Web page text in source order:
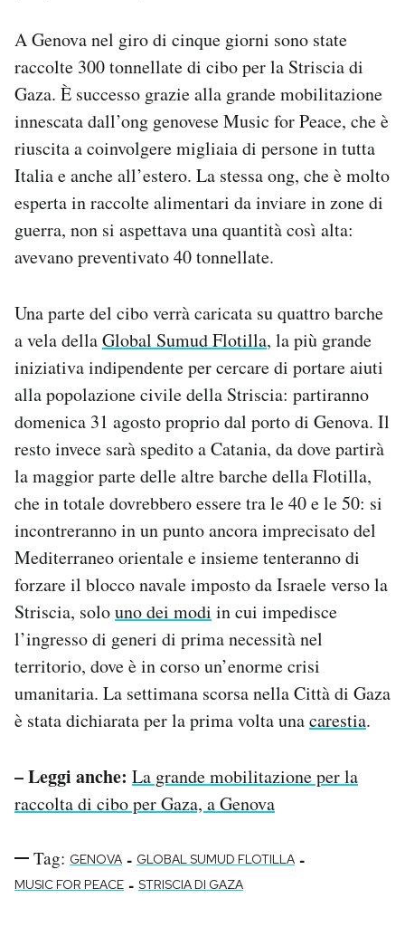
SHOP
CALENDARIO
AREA PERSONALE
Area Personale
Newsletter
Regala il Post
Hai bisogno di aiuto?
A Genova nel giro di cinque giorni sono state
raccolte 300 tonnellate di cibo per la Striscia di
Gaza. È successo grazie alla grande mobilitazione
innescata dall’ong genovese Music for Peace, che è
riuscita a coinvolgere migliaia di persone in tutta
Italia e anche all’estero. La stessa ong, che è molto
esperta in raccolte alimentari da inviare in zone di
guerra, non si aspettava una quantità così alta:
avevano preventivato 40 tonnellate.
Una parte del cibo verrà caricata su quattro barche
a vela dellaGlobal Sumud Flotilla, la più grande
iniziativa indipendente per cercare di portare aiuti
alla popolazione civile della Striscia: partiranno
domenica 31 agosto proprio dal porto di Genova. Il
resto invece sarà spedito a Catania, da dove partirà
la maggior parte delle altre barche della Flotilla,
che in totale dovrebbero essere tra le 40 e le 50: si
incontreranno in un punto ancora imprecisato del
Mediterraneo orientale e insieme tenteranno di
forzare il blocco navale imposto da Israele verso la
Striscia, solouno dei modi in cui impedisce
l’ingresso di generi di prima necessità nel
territorio, dove è in corso un’enorme crisi
umanitaria. La settimana scorsa nella Città di Gaza
è stata dichiarata per la prima volta unacarestia.
– Leggi anche: La grande mobilitazione per la
raccolta di cibo per Gaza, a Genova
Tag: GENOVA - GLOBAL SUMUD FLOTILLA -
MUSIC FOR PEACE - STRISCIA DI GAZA